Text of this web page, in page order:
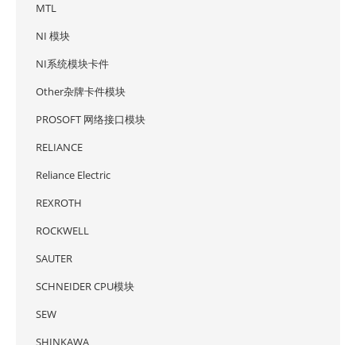
MTL
NI 模块
NI系统模块卡件
Other杂牌卡件模块
PROSOFT 网络接口模块
RELIANCE
Reliance Electric
REXROTH
ROCKWELL
SAUTER
SCHNEIDER CPU模块
SEW
SHINKAWA